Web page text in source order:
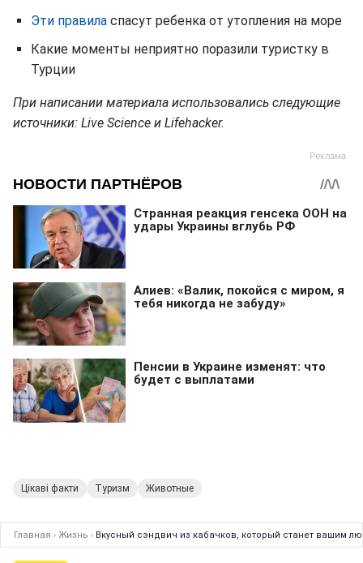
Эти правила спасут ребенка от утопления на море
Какие моменты неприятно поразили туристку в
Турции
При написании материала использовались следующие
источники: Live Science и Lifehacker.
Цікаві факти Туризм Животные
Главная › Жизнь › Вкусный сэндвич из кабачков, который станет вашим